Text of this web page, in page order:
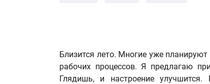
Близится лето. Многие уже
рабочих процессов. Я предлагаю
Глядишь, и настроение